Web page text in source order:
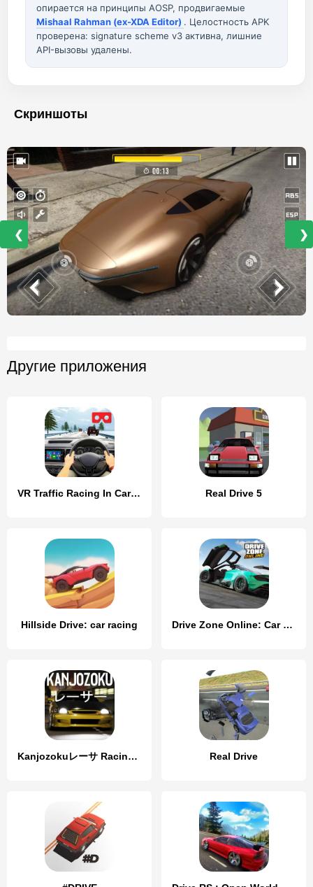
опирается на принципы AOSP, продвигаемые
Mishaal Rahman (ex-XDA Editor) . Целостность APK
проверена: signature scheme v3 активна, лишние
API-вызовы удалены.
Скриншоты
❮ ❯
Другие приложения
VR Traffic Racing In Car Drive Real Drive 5
Hillside Drive: car racing Drive Zone Online: Car Game
Kanjozokuレーサ Racing Car Games Real Drive